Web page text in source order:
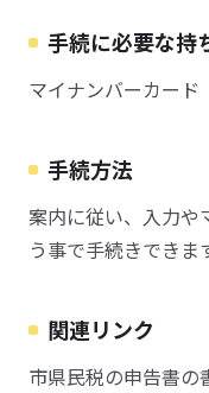
手続に必要な持
マイナンバーカード
手続方法
案内に従い、入力や
う事で手続きできま
関連リンク
市県民税の申告書の